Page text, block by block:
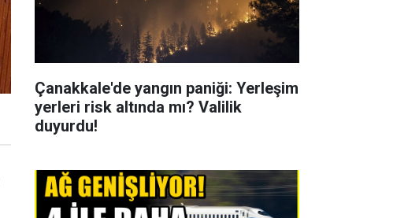
Çanakkale'de yangın paniği: Yerleşim
yerleri risk altında mı? Valilik
duyurdu!